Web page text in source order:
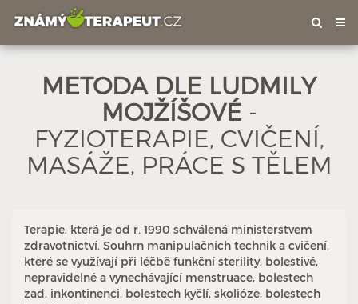
METODA DLE LUDMILY
MOJŽÍŠOVÉ -
FYZIOTERAPIE, CVIČENÍ,
MASÁŽE, PRÁCE S TĚLEM
Terapie, která je od r. 1990 schválená ministerstvem
zdravotnictví. Souhrn manipulačních technik a cvičení,
které se využívají při léčbě funkční sterility, bolestivé,
nepravidelné a vynechávající menstruace, bolestech
zad, inkontinenci, bolestech kyčlí, skolióze, bolestech
Hodnoceno: 1× Profil terapeuta